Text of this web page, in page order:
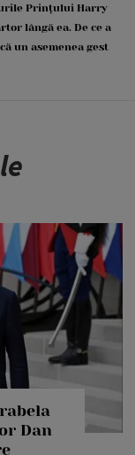
Prințului Harry
lângă ea. De ce a
un asemenea gest
Dan